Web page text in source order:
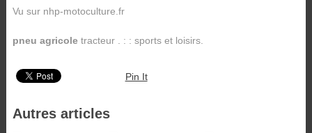
Vu sur nhp-motoculture.fr
pneu agricoletracteur . : : sports et loisirs.
Pin It
Autres articles